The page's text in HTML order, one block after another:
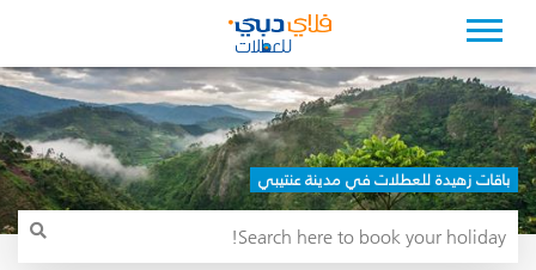
باقات زهيدة للعطلات في مدينة عنتيبي